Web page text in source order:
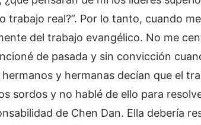
trabajo real?”. Por lo tanto, cuando
del trabajo evangélico. No me
de pasada y sin convicción
y hermanas decían que el
sordos y no hablé de ello para
de Chen Dan. Ella debería